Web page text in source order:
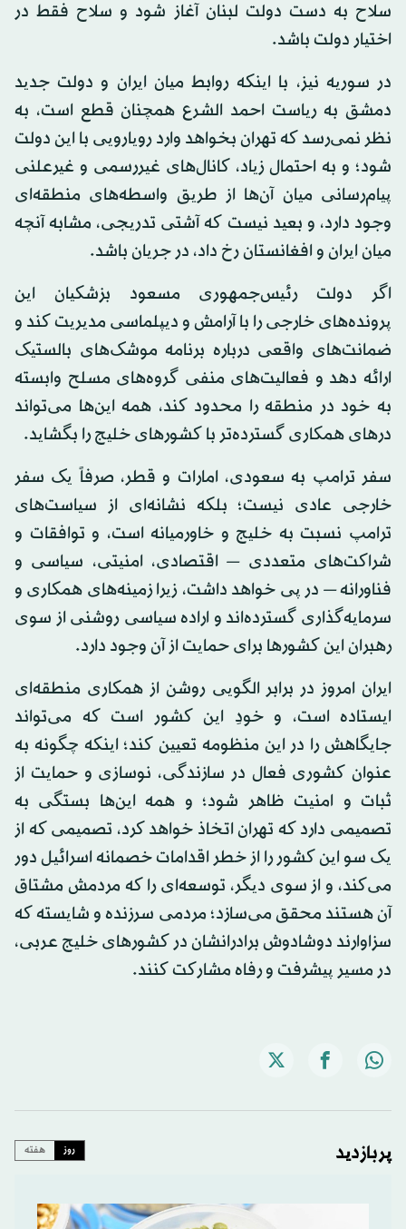
سلاح به دست دولت لبنان آغاز شود و سلاح فقط در
اختیار دولت باشد.
در سوریه نیز، با اینکه روابط میان ایران و دولت جدید
دمشق به ریاست احمد الشرع همچنان قطع است، به
نظر نمی‌رسد که تهران بخواهد وارد رویارویی با این دولت
شود؛ و به احتمال زیاد، کانال‌های غیررسمی و غیرعلنی
پیام‌رسانی میان آن‌ها از طریق واسطه‌های منطقه‌ای
وجود دارد، و بعید نیست که آشتی تدریجی، مشابه آنچه
میان ایران و افغانستان رخ داد، در جریان باشد.
اگر دولت رئیس‌جمهوری مسعود بزشکیان این
پرونده‌های خارجی را با آرامش و دیپلماسی مدیریت کند و
ضمانت‌های واقعی درباره برنامه موشک‌های بالستیک
ارائه دهد و فعالیت‌های منفی گروه‌های مسلح وابسته
به خود در منطقه را محدود کند، همه این‌ها می‌تواند
درهای همکاری گسترده‌تر با کشورهای خلیج را بگشاید.
سفر ترامپ به سعودی، امارات و قطر، صرفاً یک سفر
خارجی عادی نیست؛ بلکه نشانه‌ای از سیاست‌های
ترامپ نسبت به خلیج و خاورمیانه است، و توافقات و
شراکت‌های متعددی — اقتصادی، امنیتی، سیاسی و
فناورانه — در پی خواهد داشت، زیرا زمینه‌های همکاری و
سرمایه‌گذاری گسترده‌اند و اراده سیاسی روشنی از سوی
رهبران این کشورها برای حمایت از آن وجود دارد.
ایران امروز در برابر الگویی روشن از همکاری منطقه‌ای
ایستاده است، و خودِ این کشور است که می‌تواند
جایگاهش را در این منظومه تعیین کند؛ اینکه چگونه به
عنوان کشوری فعال در سازندگی، نوسازی و حمایت از
ثبات و امنیت ظاهر شود؛ و همه این‌ها بستگی به
تصمیمی دارد که تهران اتخاذ خواهد کرد، تصمیمی که از
یک سو این کشور را از خطر اقدامات خصمانه اسرائیل دور
می‌کند، و از سوی دیگر، توسعه‌ای را که مردمش مشتاق
آن هستند محقق می‌سازد؛ مردمی سرزنده و شایسته که
سزاوارند دوشادوش برادرانشان در کشورهای خلیج عربی،
در مسیر پیشرفت و رفاه مشارکت کنند.
پربازدید روز هفته